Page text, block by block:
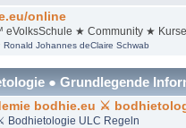
online
★ Community ★
Ronald Johannes deClaire Schwab
● Grundlegende
bodhie.eu ⚔
Bodhietologie ULC Regeln